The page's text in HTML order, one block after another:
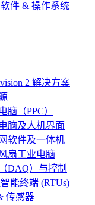
件 & 操作系统
2 解决方案
脑（PPC）
脑及人机界面
软件及一体机
扇工业电脑
DAQ）与控制
能终端 (RTUs)
传感器